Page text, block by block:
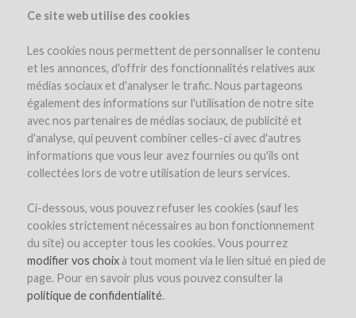
Ce site web utilise des cookies
Les cookies nous permettent de personnaliser le contenu
et les annonces, d'offrir des fonctionnalités relatives aux
médias sociaux et d'analyser le trafic. Nous partageons
également des informations sur l'utilisation de notre site
avec nos partenaires de médias sociaux, de publicité et
d'analyse, qui peuvent combiner celles-ci avec d'autres
informations que vous leur avez fournies ou qu'ils ont
collectées lors de votre utilisation de leurs services.
Ci-dessous, vous pouvez refuser les cookies (sauf les
cookies strictement nécessaires au bon fonctionnement
du site) ou accepter tous les cookies. Vous pourrez
modifier vos choixà tout moment via le lien situé en pied de
page. Pour en savoir plus vous pouvez consulter la
politique de confidentialité.
Todos los proyectos financiados por WineFunding
CAPITAL